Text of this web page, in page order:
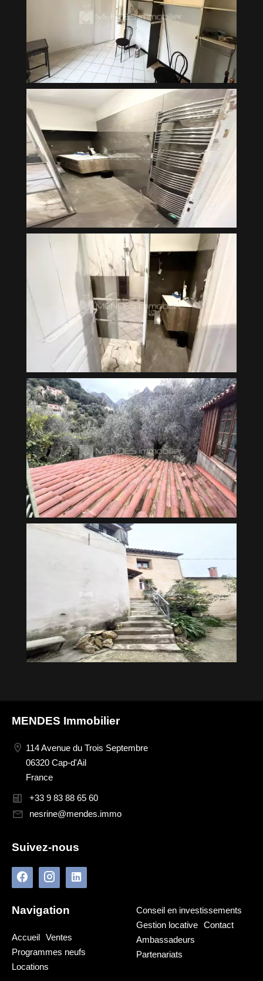
MENDES Immobilier
114 Avenue du Trois Septembre
06320 Cap-d'Ail
France
+33 9 83 88 65 60
nesrine@mendes.immo
Suivez-nous
Navigation
Accueil Ventes
Programmes neufs
Locations
Conseil en investissements
Gestion locative
Contact
Ambassadeurs
Partenariats